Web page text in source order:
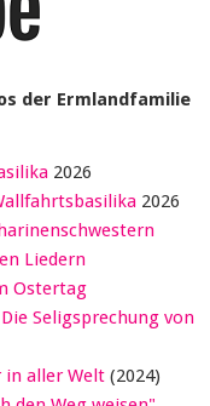
der Ermlandfamilie
2026
2026
Liedern
Ostertag
Seligsprechung von
in aller Welt (2024)